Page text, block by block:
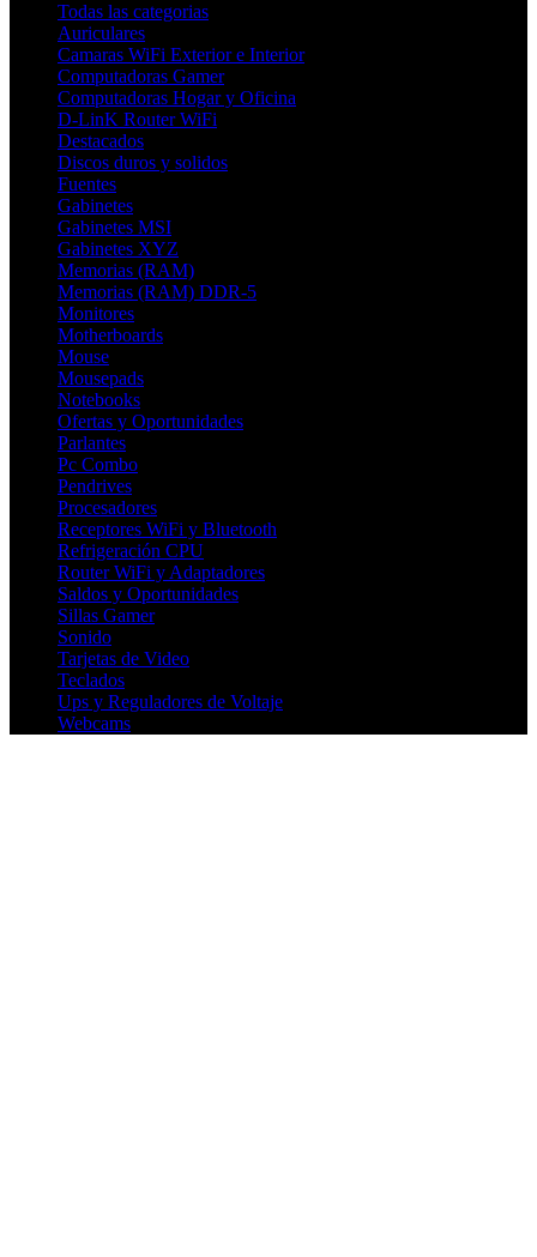
Todas las categorias
Auriculares
Camaras WiFi Exterior e Interior
Computadoras Gamer
Computadoras Hogar y Oficina
D-LinK Router WiFi
Destacados
Discos duros y solidos
Fuentes
Gabinetes
Gabinetes MSI
Gabinetes XYZ
Memorias (RAM)
Memorias (RAM) DDR-5
Monitores
Motherboards
Mouse
Mousepads
Notebooks
Ofertas y Oportunidades
Parlantes
Pc Combo
Pendrives
Procesadores
Receptores WiFi y Bluetooth
Refrigeración CPU
Router WiFi y Adaptadores
Saldos y Oportunidades
Sillas Gamer
Sonido
Tarjetas de Video
Teclados
Ups y Reguladores de Voltaje
Webcams